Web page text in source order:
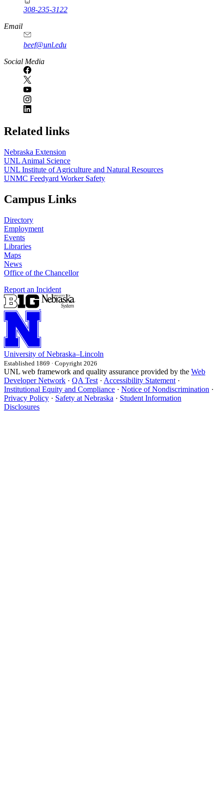
308-235-3122
Email
beef@unl.edu
Social Media
Related links
Nebraska Extension
UNL Animal Science
UNL Institute of Agriculture and Natural Resources
UNMC Feedyard Worker Safety
Campus Links
Directory
Employment
Events
Libraries
Maps
News
Office of the Chancellor
Report an Incident
University of Nebraska–Lincoln
Established 1869 · Copyright 2026
UNL web framework and quality assurance provided by the Web
Developer Network · QA Test · Accessibility Statement ·
Institutional Equity and Compliance · Notice of Nondiscrimination ·
Privacy Policy · Safety at Nebraska · Student Information
Disclosures